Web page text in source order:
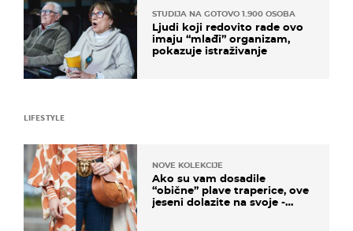
STUDIJA NA GOTOVO 1.900 OSOBA
Ljudi koji redovito rade ovo
imaju “mlađi” organizam,
pokazuje istraživanje
LIFESTYLE
NOVE KOLEKCIJE
Ako su vam dosadile
“obične” plave traperice, ove
jeseni dolazite na svoje -